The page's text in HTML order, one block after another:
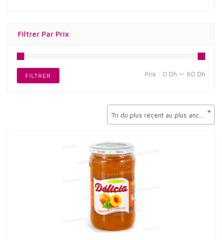
Filtrer Par Prix
FILTRER Prix : 0 Dh — 60 Dh